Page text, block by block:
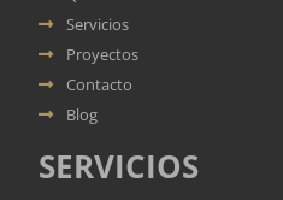
Servicios
Proyectos
Contacto
Blog
SERVICIOS